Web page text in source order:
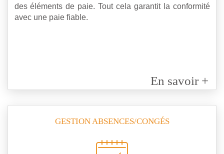
des éléments de paie. Tout cela garantit la conformité
avec une paie fiable.
En savoir +
GESTION ABSENCES/CONGÉS